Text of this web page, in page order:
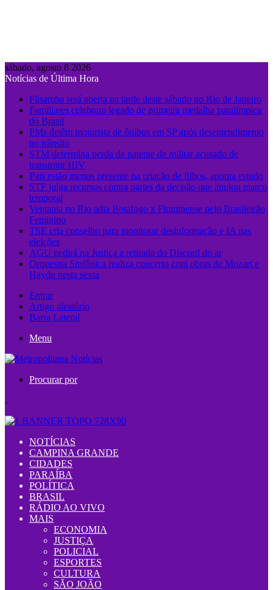
sábado, agosto 8 2026
Notícias de Última Hora
Flisamba será aberta na tarde deste sábado no Rio de Janeiro
Familiares celebram legado de primeira medalha paralímpica
do Brasil
PMs detêm motorista de ônibus em SP após desentendimento
no trânsito
STM determina perda de patente de militar acusado de
transmitir HIV
Pais estão menos presente na criação de filhos, aponta estudo
STF julga recursos contra partes da decisão que anulou marco
temporal
Ventania no Rio adia Botafogo x Fluminense pelo Brasileirão
Feminino
TSE cria conselho para monitorar desinformação e IA nas
eleições
AGU pedirá na Justiça a retirada do Discord do ar
Orquestra Sinfônica realiza concerto com obras de Mozart e
Haydn nesta sexta
Entrar
Artigo aleatório
Barra Lateral
Menu
Procurar por
.
NOTÍCIAS
CAMPINA GRANDE
CIDADES
PARAÍBA
POLÍTICA
BRASIL
RÁDIO AO VIVO
MAIS
ECONOMIA
JUSTIÇA
POLICIAL
ESPORTES
CULTURA
SÃO JOÃO